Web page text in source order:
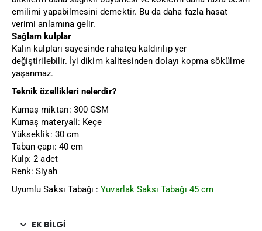
emilimi yapabilmesini demektir. Bu da daha fazla hasat
verimi anlamına gelir.
Sağlam kulplar
Kalın kulpları sayesinde rahatça kaldırılıp yer
değiştirilebilir. İyi dikim kalitesinden dolayı kopma sökülme
yaşanmaz.
Teknik özellikleri nelerdir?
Kumaş miktarı: 300 GSM
Kumaş materyali: Keçe
Yükseklik: 30 cm
Taban çapı: 40 cm
Kulp: 2 adet
Renk: Siyah
Uyumlu Saksı Tabağı :Yuvarlak Saksı Tabağı 45 cm
EK BILGI